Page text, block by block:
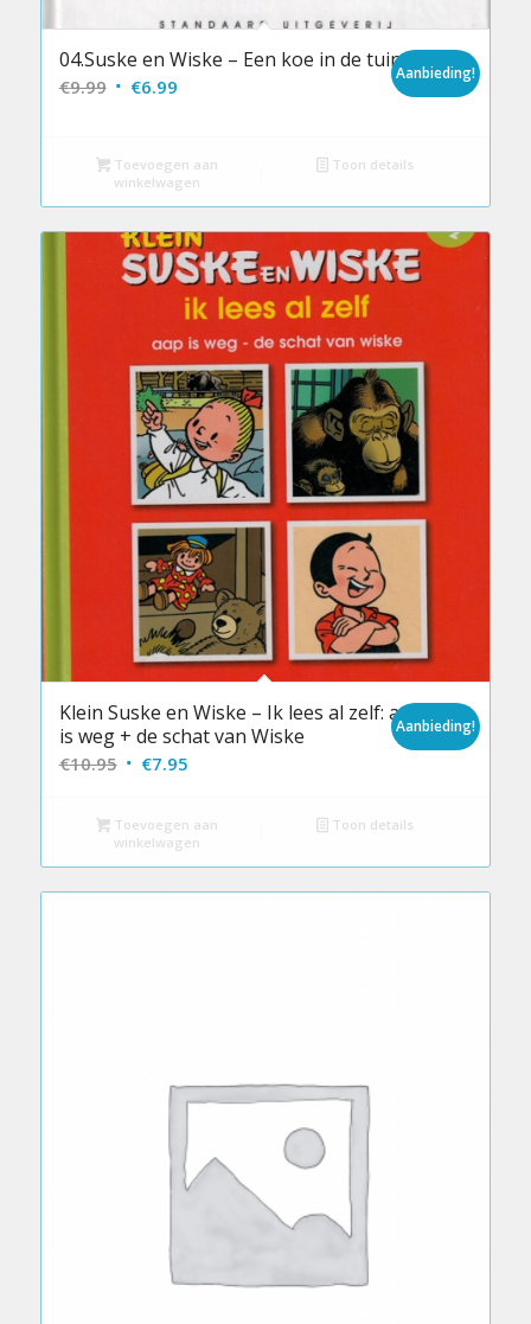
04.Suske en Wiske – Een koe in de tuin
€9.99 Oorspronkelijke
€9.99.
€6.99Huidige
€6.99.
Aanbieding!
Toevoegen aan
winkelwagen
Toon details
Klein Suske en Wiske – Ik lees al zelf: aap
is weg + de schat van Wiske
€10.95 Oorspronkelijke
was:
€10.95.
€7.95Huidige
is:
€7.95.
Aanbieding!
Toevoegen aan
winkelwagen
Toon details